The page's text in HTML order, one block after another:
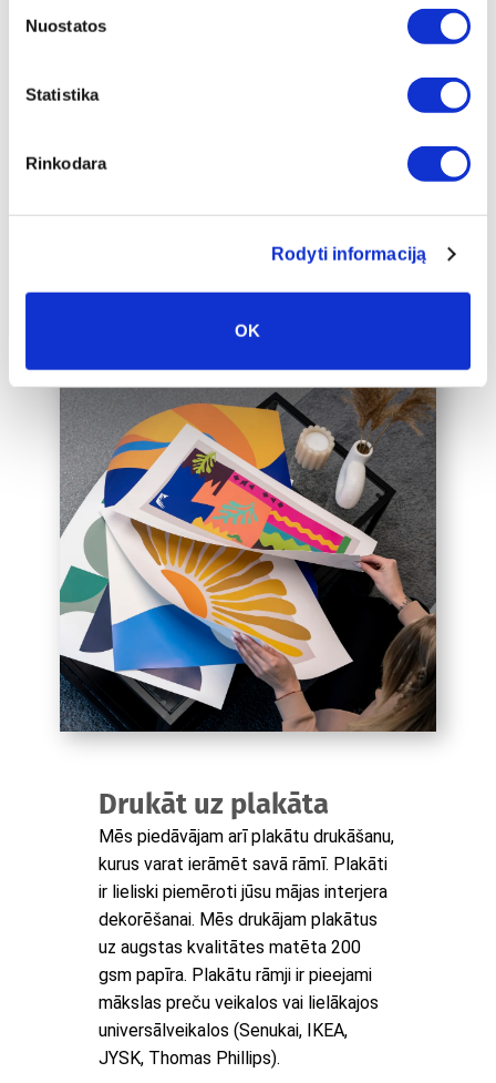
Nuostatos
Statistika
Rinkodara
Rodyti informaciją
OK
Papildu ierāmēšana
mājas interjera akcentu.
rakstot uz labas@drobiunamai.lt.
Drukāt uz plakāta
Mēs piedāvājam arī plakātu drukāšanu,
kurus varat ierāmēt savā rāmī. Plakāti
ir lieliski piemēroti jūsu mājas interjera
dekorēšanai. Mēs drukājam plakātus
uz augstas kvalitātes matēta 200
gsm papīra. Plakātu rāmji ir pieejami
mākslas preču veikalos vai lielākajos
universālveikalos (Senukai, IKEA,
JYSK, Thomas Phillips).